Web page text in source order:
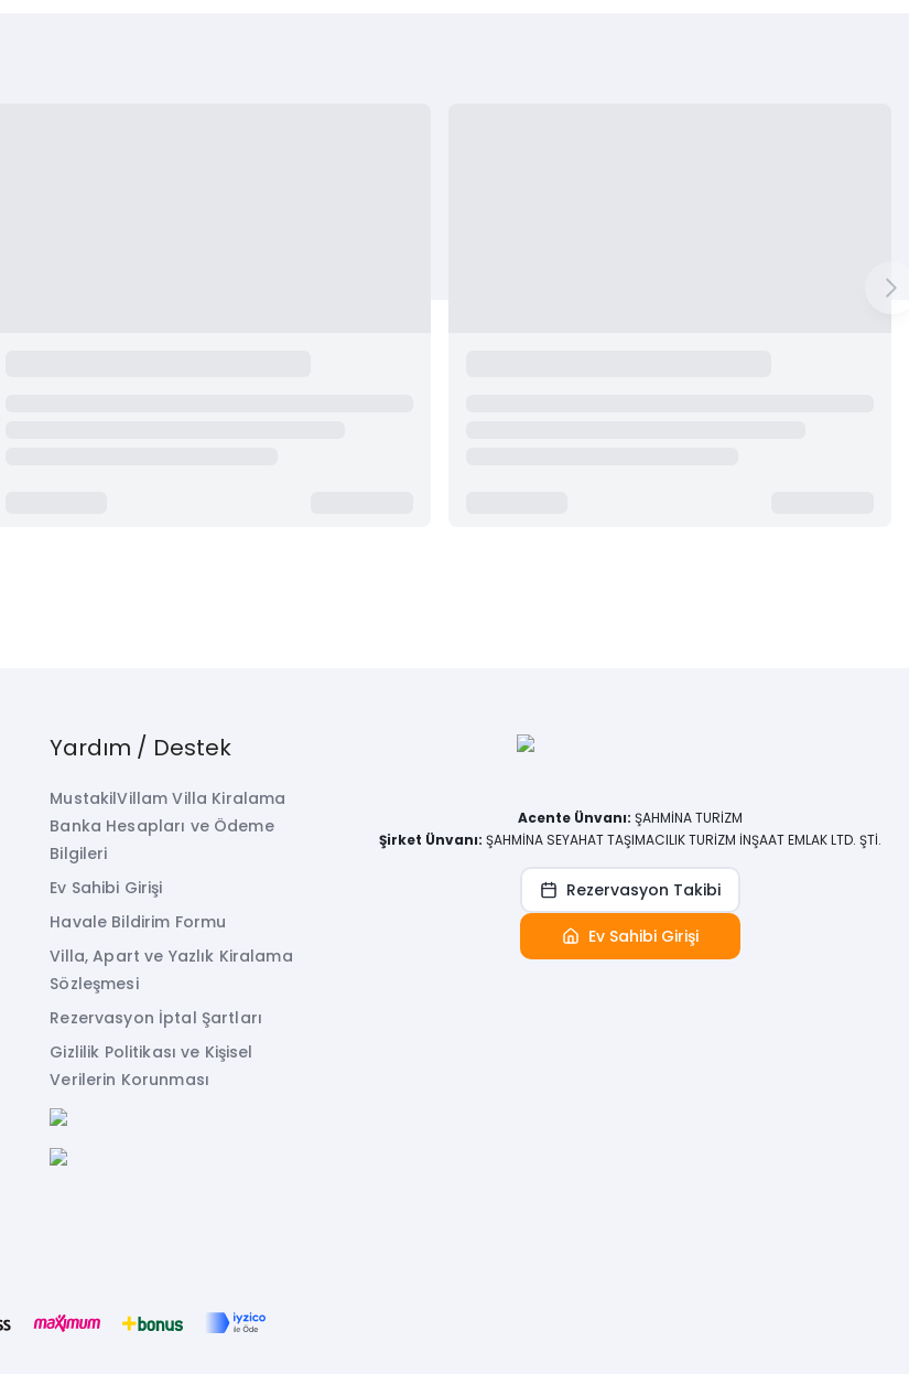
Yardım / Destek
MustakilVillam Villa Kiralama
Banka Hesapları ve Ödeme
Bilgileri
Ev Sahibi Girişi
Havale Bildirim Formu
Villa, Apart ve Yazlık Kiralama
Sözleşmesi
Rezervasyon İptal Şartları
Gizlilik Politikası ve Kişisel
Verilerin Korunması
Acente Ünvanı: ŞAHMİNA TURİZM
Şirket Ünvanı: ŞAHMİNA SEYAHAT TAŞIMACILIK TURİZM İNŞAAT EMLAK LTD. ŞTİ.
Rezervasyon Takibi
Ev Sahibi Girişi